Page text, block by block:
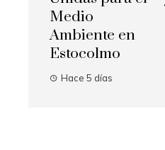
Medio
Ambiente en
Estocolmo
Hace 5 días